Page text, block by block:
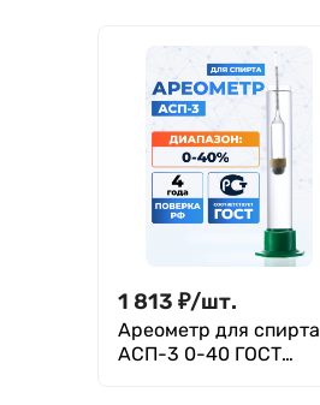
1 813 ₽/шт.
Ареометр для спирта
АСП-3 0-40 ГОСТ